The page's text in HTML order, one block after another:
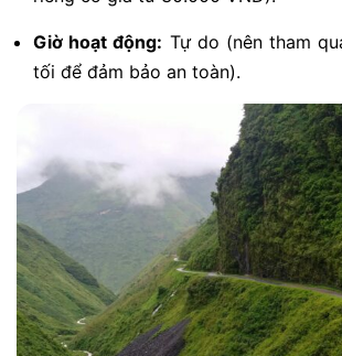
Giờ hoạt động: Tự do (nên tham
tối để đảm bảo an toàn).